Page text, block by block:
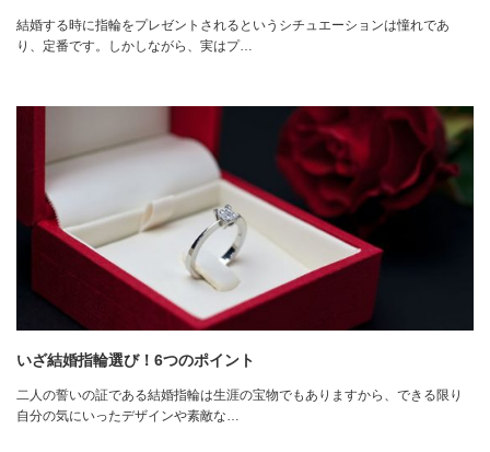
結婚する時に指輪をプレゼントされるというシチュエーションは憧れであ
り、定番です。しかしながら、実はプ…
いざ結婚指輪選び！6つのポイント
二人の誓いの証である結婚指輪は生涯の宝物でもありますから、できる限り
自分の気にいったデザインや素敵な…